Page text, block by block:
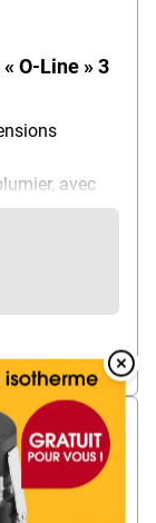
O-Line » 3
avec
des
76 cm
(L/P/H) :
7 - 14 jours